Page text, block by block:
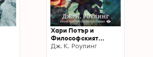
Хари Потър и
Философският
Камък: Harry Potter
Дж. К. Роулинг